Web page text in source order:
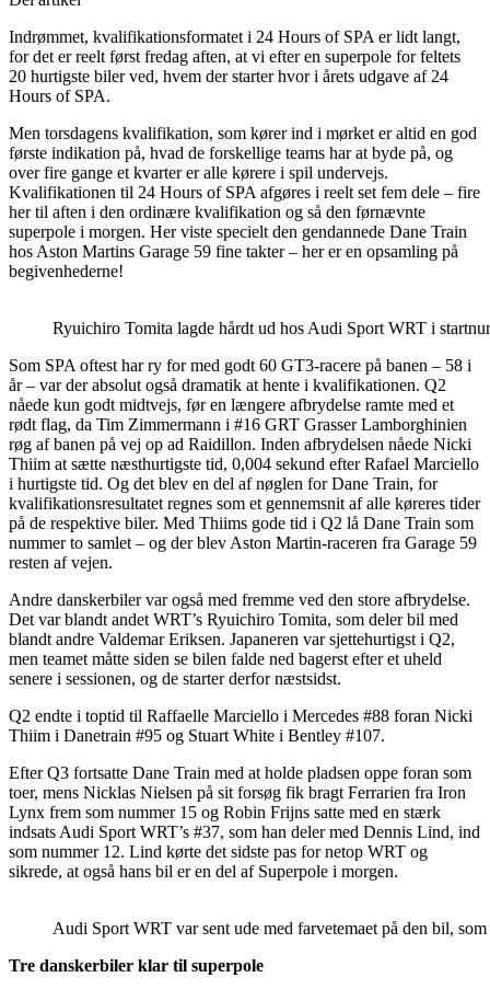
Indrømmet, kvalifikationsformatet i 24 Hours of SPA er lidt langt,
for det er reelt først fredag aften, at vi efter en superpole for feltets
20 hurtigste biler ved, hvem der starter hvor i årets udgave af 24
Hours of SPA.
Men torsdagens kvalifikation, som kører ind i mørket er altid en god
første indikation på, hvad de forskellige teams har at byde på, og
over fire gange et kvarter er alle kørere i spil undervejs.
Kvalifikationen til 24 Hours of SPA afgøres i reelt set fem dele – fire
her til aften i den ordinære kvalifikation og så den førnævnte
superpole i morgen. Her viste specielt den gendannede Dane Train
hos Aston Martins Garage 59 fine takter – her er en opsamling på
begivenhederne!
Ryuichiro Tomita lagde hårdt ud hos Audi Sport WRT i
Som SPA oftest har ry for med godt 60 GT3-racere på banen – 58 i
år – var der absolut også dramatik at hente i kvalifikationen. Q2
nåede kun godt midtvejs, før en længere afbrydelse ramte med et
rødt flag, da Tim Zimmermann i #16 GRT Grasser Lamborghinien
røg af banen på vej op ad Raidillon. Inden afbrydelsen nåede Nicki
Thiim at sætte næsthurtigste tid, 0,004 sekund efter Rafael Marciello
i hurtigste tid. Og det blev en del af nøglen for Dane Train, for
kvalifikationsresultatet regnes som et gennemsnit af alle køreres tider
på de respektive biler. Med Thiims gode tid i Q2 lå Dane Train som
nummer to samlet – og der blev Aston Martin-raceren fra Garage 59
resten af vejen.
Andre danskerbiler var også med fremme ved den store afbrydelse.
Det var blandt andet WRT’s Ryuichiro Tomita, som deler bil med
blandt andre Valdemar Eriksen. Japaneren var sjettehurtigst i Q2,
men teamet måtte siden se bilen falde ned bagerst efter et uheld
senere i sessionen, og de starter derfor næstsidst.
Q2 endte i toptid til Raffaelle Marciello i Mercedes #88 foran Nicki
Thiim i Danetrain #95 og Stuart White i Bentley #107.
Efter Q3 fortsatte Dane Train med at holde pladsen oppe foran som
toer, mens Nicklas Nielsen på sit forsøg fik bragt Ferrarien fra Iron
Lynx frem som nummer 15 og Robin Frijns satte med en stærk
indsats Audi Sport WRT’s #37, som han deler med Dennis Lind, ind
som nummer 12. Lind kørte det sidste pas for netop WRT og
sikrede, at også hans bil er en del af Superpole i morgen.
Audi Sport WRT var sent ude med farvetemaet på den bil,
Tre danskerbiler klar til superpole